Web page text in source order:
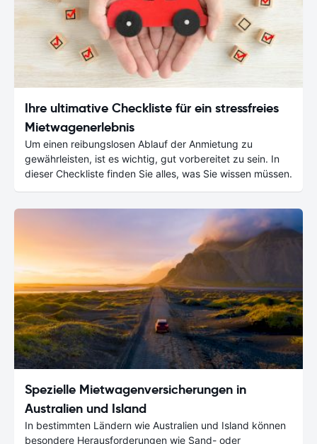
Ihre ultimative Checkliste für ein stressfreies
Mietwagenerlebnis
Um einen reibungslosen Ablauf der Anmietung zu
gewährleisten, ist es wichtig, gut vorbereitet zu sein. In
dieser Checkliste finden Sie alles, was Sie wissen müssen.
Spezielle Mietwagenversicherungen in
Australien und Island
In bestimmten Ländern wie Australien und Island können
besondere Herausforderungen wie Sand- oder